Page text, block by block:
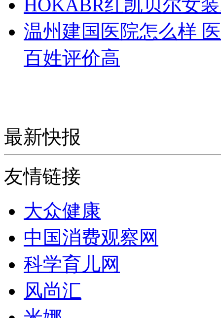
HOKABR红凯贝尔女
温州建国医院怎么样
百姓评价高
最新快报
友情链接
大众健康
中国消费观察网
科学育儿网
风尚汇